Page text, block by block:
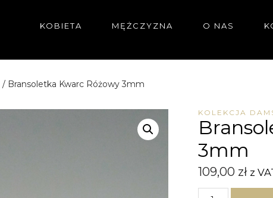
KOBIETA MĘŻCZYZNA O NAS
/ Bransoletka Kwarc Różowy 3mm
KOLEKCJA
3mm
109,00 zł z